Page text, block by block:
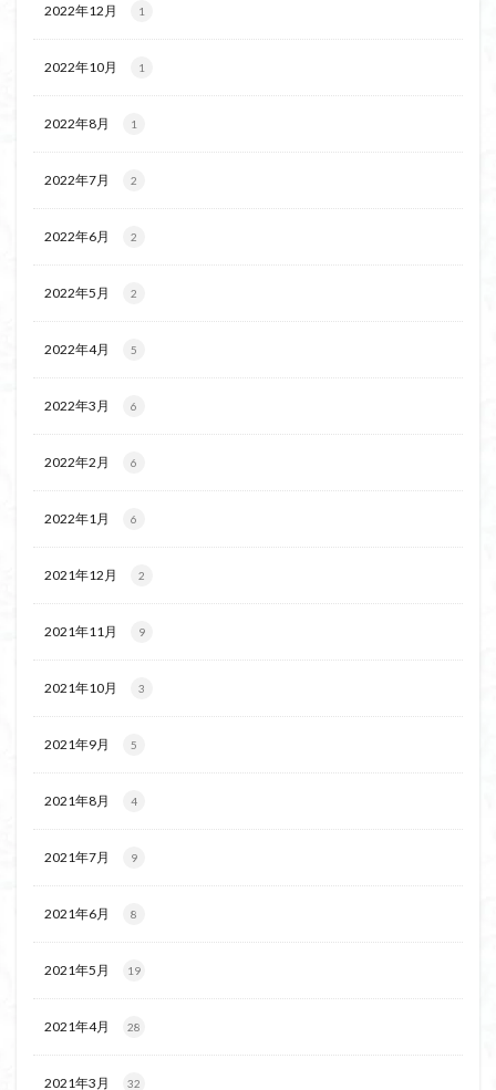
2022年12月 1
2022年10月 1
2022年8月 1
2022年7月 2
2022年6月 2
2022年5月 2
2022年4月 5
2022年3月 6
2022年2月 6
2022年1月 6
2021年12月 2
2021年11月 9
2021年10月 3
2021年9月 5
2021年8月 4
2021年7月 9
2021年6月 8
2021年5月 19
2021年4月 28
2021年3月 32